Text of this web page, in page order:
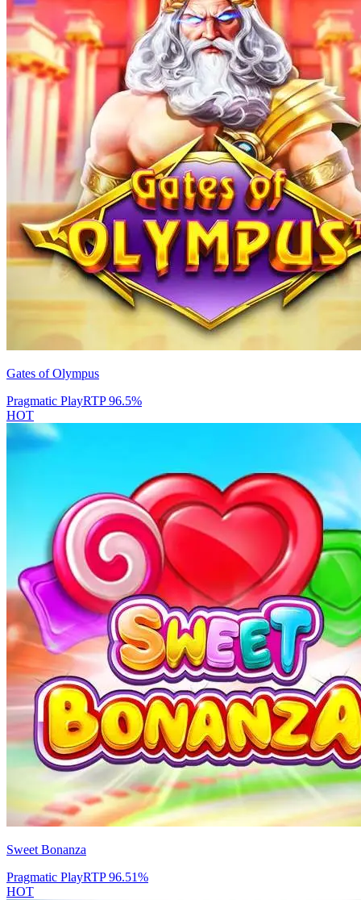
Gates of Olympus
Pragmatic PlayRTP96.5%
HOT
Sweet Bonanza
Pragmatic PlayRTP96.51%
HOT